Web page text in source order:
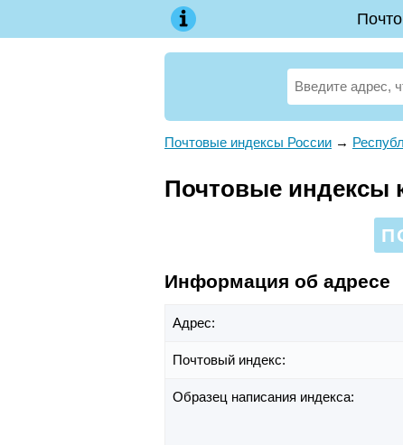
Почтовые индексы России →
Почтовые индексы
Информация об адресе
Адрес:
Почтовый индекс:
Образец написания индекса: